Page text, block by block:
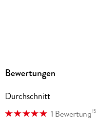
Bewertungen
Durchschnitt
1 Bewertung15